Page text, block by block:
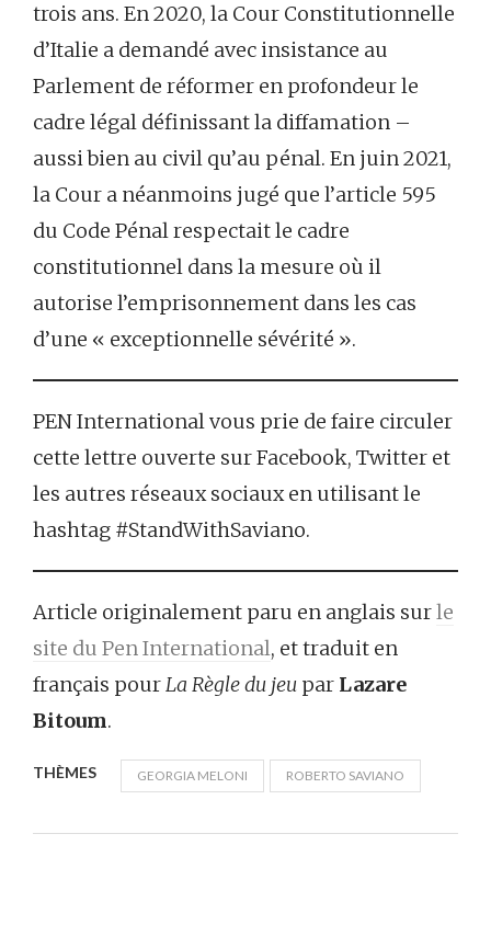
trois ans. En 2020, la Cour Constitutionnelle
d’Italie a demandé avec insistance au
Parlement de réformer en profondeur le
cadre légal définissant la diffamation –
aussi bien au civil qu’au pénal. En juin 2021,
la Cour a néanmoins jugé que l’article 595
du Code Pénal respectait le cadre
constitutionnel dans la mesure où il
autorise l’emprisonnement dans les cas
d’une « exceptionnelle sévérité ».
PEN International vous prie de faire circuler
cette lettre ouverte sur Facebook, Twitter et
les autres réseaux sociaux en utilisant le
hashtag #StandWithSaviano.
Article originalement paru en anglais surle
site du Pen International, et traduit en
français pourLa Règle du jeu par Lazare
Bitoum.
THÈMES GEORGIA MELONI ROBERTO SAVIANO